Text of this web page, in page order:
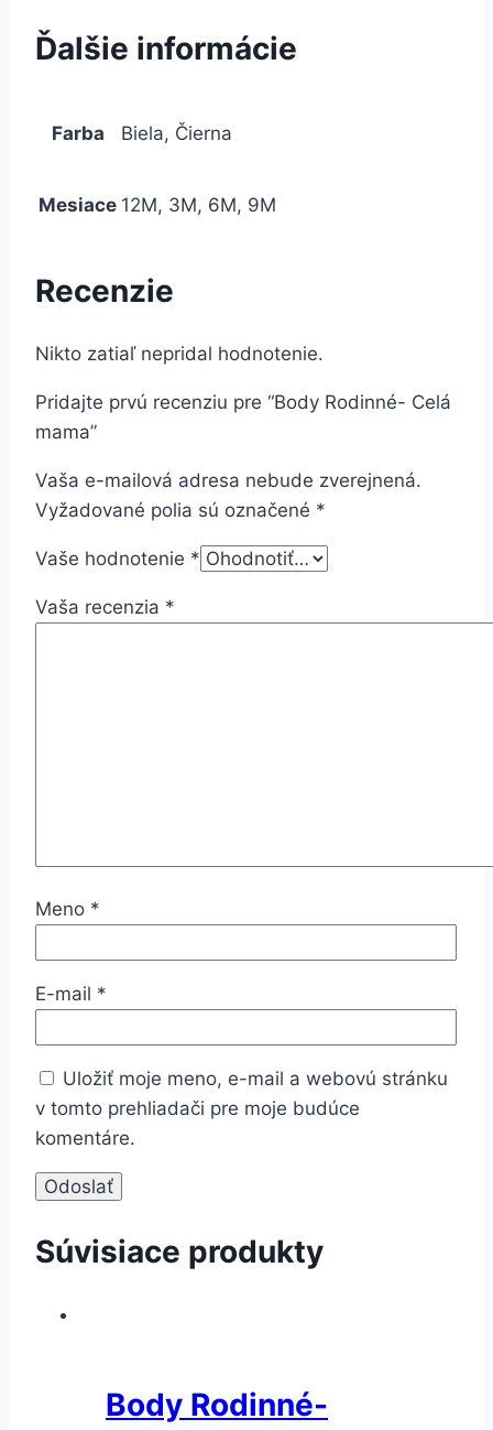
Ďalšie informácie
Farba Biela, Čierna
Mesiace 12M, 3M, 6M, 9M
Recenzie
Nikto zatiaľ nepridal hodnotenie.
Pridajte prvú recenziu pre “Body Rodinné- Celá
mama”
Vaša e-mailová adresa nebude zverejnená.
Vyžadované polia sú označené *
Vaše hodnotenie *
Vaša recenzia *
Meno *
E-mail *
Uložiť moje meno, e-mail a webovú stránku
v tomto prehliadači pre moje budúce
komentáre.
Súvisiace produkty
Body Rodinné-